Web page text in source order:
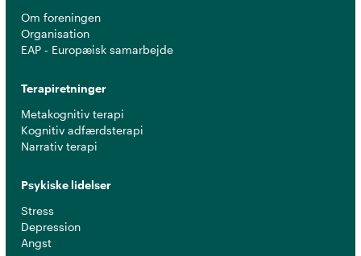
Om foreningen
Organisation
EAP - Europæisk samarbejde
Terapiretninger
Metakognitiv terapi
Kognitiv adfærdsterapi
Narrativ terapi
Psykiske lidelser
Stress
Depression
Angst